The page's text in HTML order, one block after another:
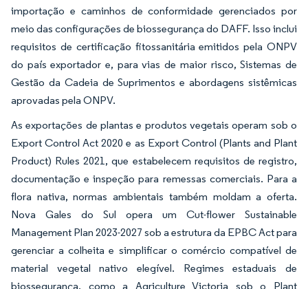
importação e caminhos de conformidade gerenciados por
meio das configurações de biossegurança do DAFF. Isso inclui
requisitos de certificação fitossanitária emitidos pela ONPV
do país exportador e, para vias de maior risco, Sistemas de
Gestão da Cadeia de Suprimentos e abordagens sistêmicas
aprovadas pela ONPV.
As exportações de plantas e produtos vegetais operam sob o
Export Control Act 2020 e as Export Control (Plants and Plant
Product) Rules 2021, que estabelecem requisitos de registro,
documentação e inspeção para remessas comerciais. Para a
flora nativa, normas ambientais também moldam a oferta.
Nova Gales do Sul opera um Cut-flower Sustainable
Management Plan 2023-2027 sob a estrutura da EPBC Act para
gerenciar a colheita e simplificar o comércio compatível de
material vegetal nativo elegível. Regimes estaduais de
biossegurança, como a Agriculture Victoria sob o Plant